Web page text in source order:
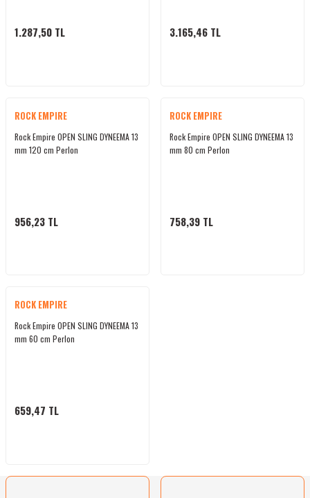
1.287,50 TL 3.165,46 TL
ROCK EMPIRE
Rock Empire OPEN SLING DYNEEMA 13
mm 120 cm Perlon
956,23 TL
ROCK EMPIRE
Rock Empire OPEN SLING DYNEEMA 13
mm 80 cm Perlon
758,39 TL
ROCK EMPIRE
Rock Empire OPEN SLING DYNEEMA 13
mm 60 cm Perlon
659,47 TL